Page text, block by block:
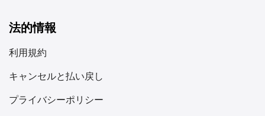
法的情報
利用規約
キャンセルと払い戻し
プライバシーポリシー